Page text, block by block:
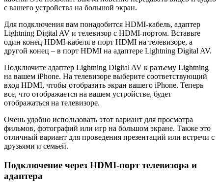
с вашего устройства на большой экран.
Для подключения вам понадобится HDMI-кабель, адаптер
Lightning Digital AV и телевизор с HDMI-портом. Вставьте
один конец HDMI-кабеля в порт HDMI на телевизоре, а
другой конец – в порт HDMI на адаптере Lightning Digital AV.
Подключите адаптер Lightning Digital AV к разъему Lightning
на вашем iPhone. На телевизоре выберите соответствующий
вход HDMI, чтобы отобразить экран вашего iPhone. Теперь
все, что отображается на вашем устройстве, будет
отображаться на телевизоре.
Очень удобно использовать этот вариант для просмотра
фильмов, фотографий или игр на большом экране. Также это
отличный вариант для проведения презентаций или встречи с
друзьями и семьей.
Подключение через HDMI-порт телевизора и
адаптера